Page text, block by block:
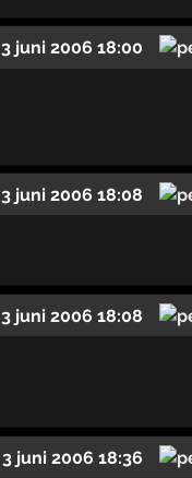
3 juni 2006 18:00
3 juni 2006 18:08
3 juni 2006 18:08
3 juni 2006 18:36